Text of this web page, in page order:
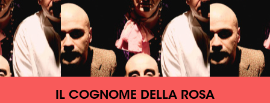
IL COGNOME DELLA ROSA